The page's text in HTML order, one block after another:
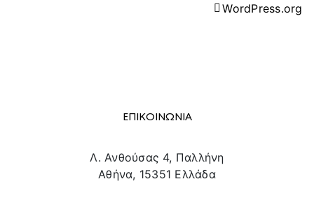
WordPress.org
ΕΠΙΚΟΙΝΩΝΙΑ
Λ. Ανθούσας 4, Παλλήνη
Αθήνα, 15351 Ελλάδα